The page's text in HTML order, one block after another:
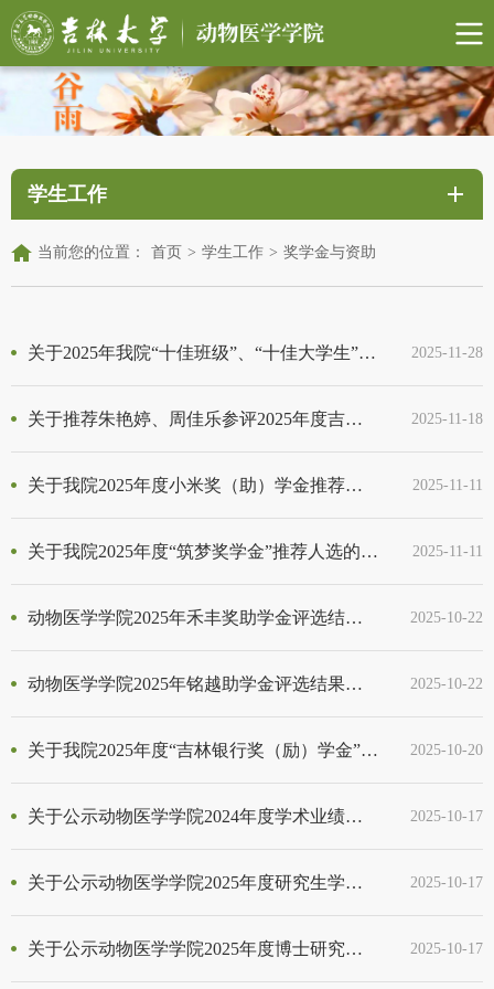
学生工作
当前您的位置： 首页 > 学生工作 > 奖学金与资助
关于2025年我院“十佳班级”、“十佳大学生”、“自强自立大学生”推荐情况的公示 2025-11-28
关于推荐朱艳婷、周佳乐参评2025年度吉林大学“吉林银行奖（励）学金”（研究生）的公示 2025-11-18
关于我院2025年度小米奖（助）学金推荐人选的公示 2025-11-11
关于我院2025年度“筑梦奖学金”推荐人选的公示 2025-11-11
动物医学学院2025年禾丰奖助学金评选结果公示 2025-10-22
动物医学学院2025年铭越助学金评选结果公示 2025-10-22
关于我院2025年度“吉林银行奖（励）学金”（本科生）推荐人选的公示 2025-10-20
关于公示动物医学学院2024年度学术业绩奖学金名单通知 2025-10-17
关于公示动物医学学院2025年度研究生学业奖学金评选结果的通知 2025-10-17
关于公示动物医学学院2025年度博士研究生“求实”奖学金评选结果的通知 2025-10-17